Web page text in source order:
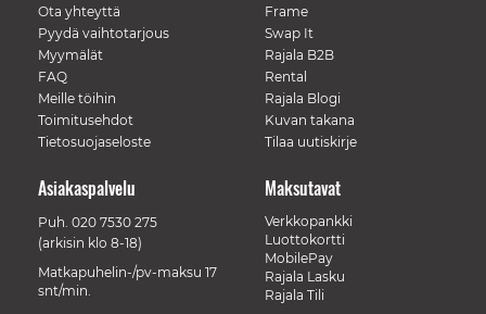
Ota yhteyttä
Pyydä vaihtotarjous
Myymälät
FAQ
Meille töihin
Toimitusehdot
Tietosuojaseloste
Frame
Swap It
Rajala B2B
Rental
Rajala Blogi
Kuvan takana
Tilaa uutiskirje
Maksutavat
Verkkopankki
Luottokortti
MobilePay
Rajala Lasku
Rajala Tili
Asiakaspalvelu
Puh. 020 7530 275
(arkisin klo 8-18)
Matkapuhelin-/pv-maksu 17
snt/min.